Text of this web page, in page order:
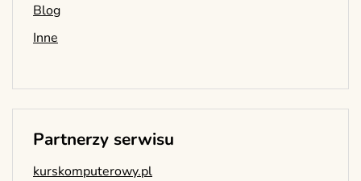
Blog
Inne
Partnerzy serwisu
kurskomputerowy.pl